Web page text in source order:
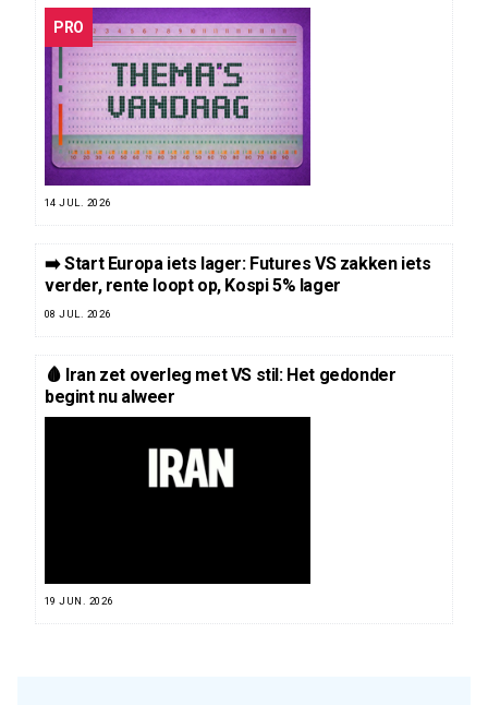
PRO
14 JUL. 2026
➡️ Start Europa iets lager: Futures VS zakken iets
verder, rente loopt op, Kospi 5% lager
08 JUL. 2026
🩸 Iran zet overleg met VS stil: Het gedonder
begint nu alweer
19 JUN. 2026